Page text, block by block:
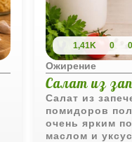
1,41K 0 0
Ожирение
Салат из
Салат из
помидоров
очень ярким
маслом и